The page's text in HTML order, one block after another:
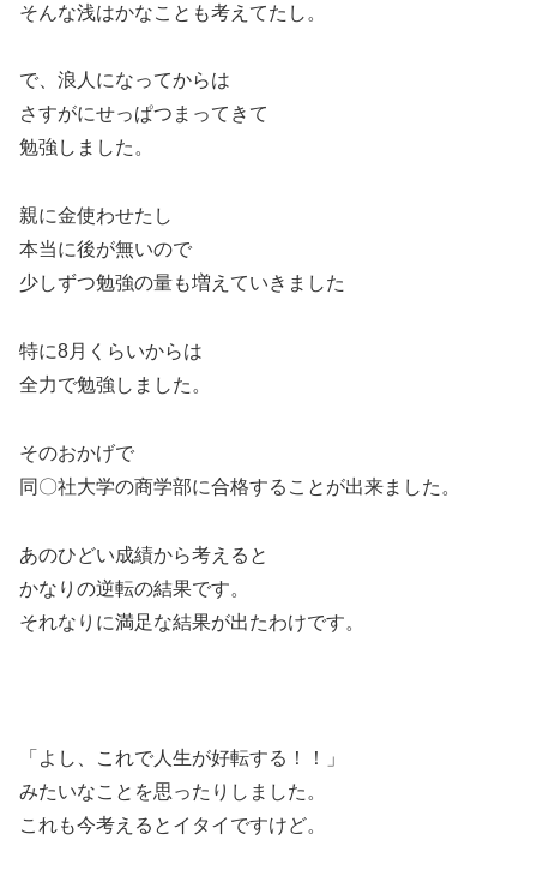
そんな浅はかなことも考えてたし。
で、浪人になってからは
さすがにせっぱつまってきて
勉強しました。
親に金使わせたし
本当に後が無いので
少しずつ勉強の量も増えていきました
特に8月くらいからは
全力で勉強しました。
そのおかげで
同〇社大学の商学部に合格することが出来ました。
あのひどい成績から考えると
かなりの逆転の結果です。
それなりに満足な結果が出たわけです。
「よし、これで人生が好転する！！」
みたいなことを思ったりしました。
これも今考えるとイタイですけど。